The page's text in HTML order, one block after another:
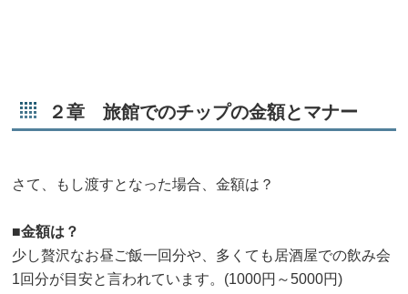
２章 旅館でのチップの金額とマナー
さて、もし渡すとなった場合、金額は？
■金額は？
少し贅沢なお昼ご飯一回分や、多くても居酒屋での飲み会
1回分が目安と言われています。(1000円～5000円)